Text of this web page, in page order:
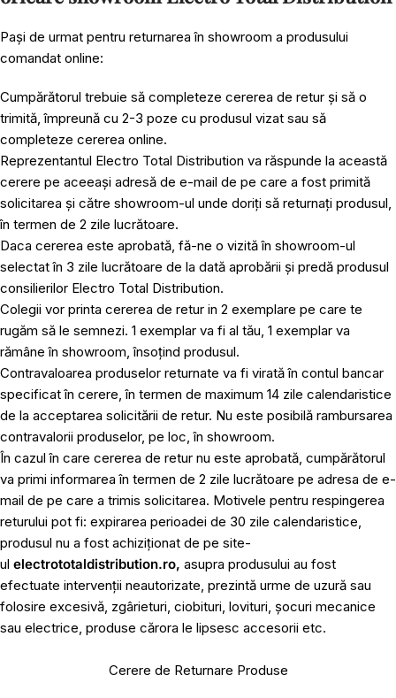
Pași de urmat pentru returnarea în showroom a produsului
comandat online:
Cumpărătorul trebuie să completeze cererea de retur și să o
trimită, împreună cu 2-3 poze cu produsul vizat sau să
completeze cererea online.
Reprezentantul Electro Total Distribution va răspunde la această
cerere pe aceeași adresă de e-mail de pe care a fost primită
solicitarea și către showroom-ul unde doriți să returnați produsul,
în termen de 2 zile lucrătoare.
Daca cererea este aprobată, fă-ne o vizită în showroom-ul
selectat în 3 zile lucrătoare de la dată aprobării și predă produsul
consilierilor Electro Total Distribution.
Colegii vor printa cererea de retur in 2 exemplare pe care te
rugăm să le semnezi. 1 exemplar va fi al tău, 1 exemplar va
rămâne în showroom, însoțind produsul.
Contravaloarea produselor returnate va fi virată în contul bancar
specificat în cerere, în termen de maximum 14 zile calendaristice
de la acceptarea solicitării de retur. Nu este posibilă rambursarea
contravalorii produselor, pe loc, în showroom.
În cazul în care cererea de retur nu este aprobată, cumpărătorul
va primi informarea în termen de 2 zile lucrătoare pe adresa de e-
mail de pe care a trimis solicitarea. Motivele pentru respingerea
returului pot fi: expirarea perioadei de 30 zile calendaristice,
produsul nu a fost achiziționat de pe site-
ul electrototaldistribution.ro, asupra produsului au fost
efectuate intervenții neautorizate, prezintă urme de uzură sau
folosire excesivă, zgârieturi, ciobituri, lovituri, șocuri mecanice
sau electrice, produse cărora le lipsesc accesorii etc.
Cerere de Returnare Produse